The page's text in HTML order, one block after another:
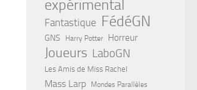
expérimental
Fantastique FédéGN
GNS Harry Potter Horreur
Joueurs LaboGN
Les Amis de Miss Rachel
Mass Larp
Mondes Parallèles